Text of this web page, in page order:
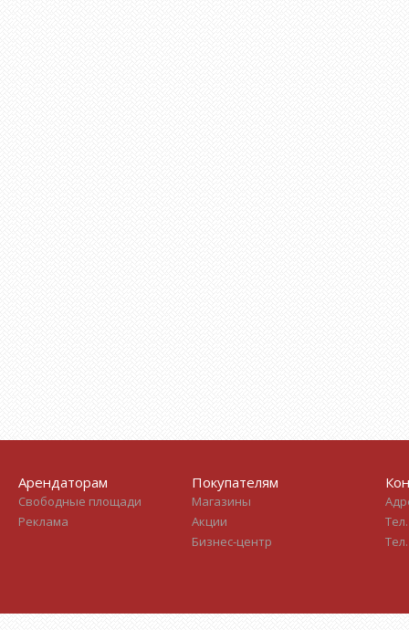
Арендаторам
Свободные площади
Реклама
Покупателям
Магазины
Акции
Бизнес-центр